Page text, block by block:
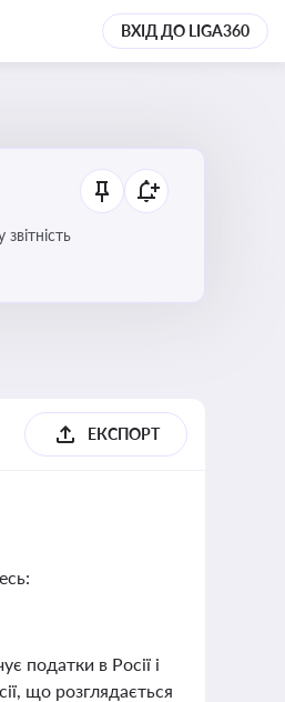
ВХІД ДО LIGA360
ЕКСПОРТ
податки в Росії і
що розглядається